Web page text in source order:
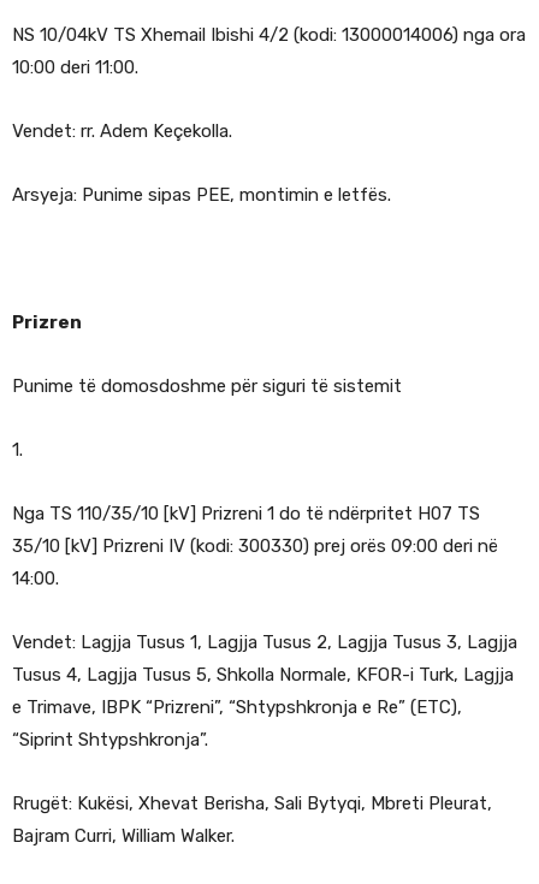
NS 10/04kV TS Xhemail Ibishi 4/2 (kodi: 13000014006) nga ora
10:00 deri 11:00.
Vendet: rr. Adem Keçekolla.
Arsyeja: Punime sipas PEE, montimin e letfës.
Prizren
Punime të domosdoshme për siguri të sistemit
1.
Nga TS 110/35/10 [kV] Prizreni 1 do të ndërpritet H07 TS
35/10 [kV] Prizreni IV (kodi: 300330) prej orës 09:00 deri në
14:00.
Vendet: Lagjja Tusus 1, Lagjja Tusus 2, Lagjja Tusus 3, Lagjja
Tusus 4, Lagjja Tusus 5, Shkolla Normale, KFOR-i Turk, Lagjja
e Trimave, IBPK “Prizreni”, “Shtypshkronja e Re” (ETC),
“Siprint Shtypshkronja”.
Rrugët: Kukësi, Xhevat Berisha, Sali Bytyqi, Mbreti Pleurat,
Bajram Curri, William Walker.